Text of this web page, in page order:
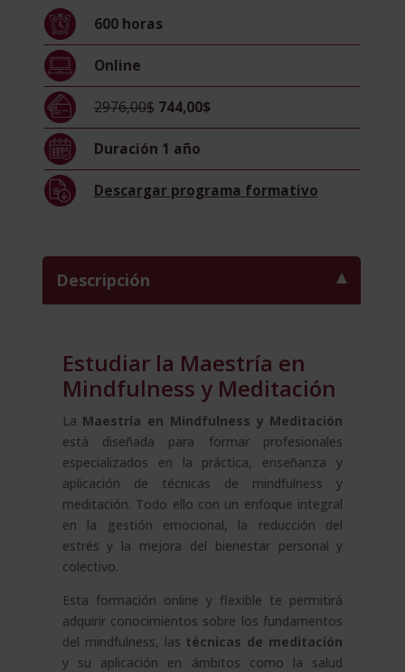
Meditación
600 horas
Online
2976,00$ 744,00$
Duración 1 año
Descargar programa formativo
Descripción
Estudiar la Maestría en
Mindfulness y Meditación
La Maestría en Mindfulness y Meditación
está diseñada para formar profesionales
especializados en la práctica, enseñanza y
aplicación de técnicas de mindfulness y
meditación. Todo ello con un enfoque integral
en la gestión emocional, la reducción del
estrés y la mejora del bienestar personal y
colectivo.
Esta formación online y flexible te permitirá
adquirir conocimientos sobre los fundamentos
del mindfulness, las técnicas de meditación
y su aplicación en ámbitos como la salud